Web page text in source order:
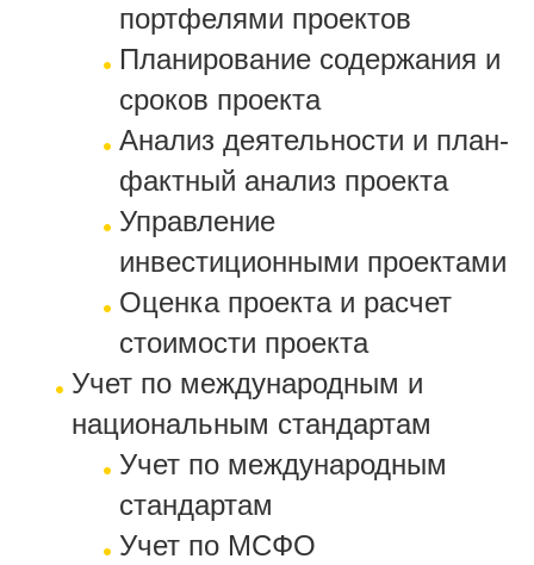
портфелями проектов
Планирование содержания и
сроков проекта
Анализ деятельности и план-
фактный анализ проекта
Управление
инвестиционными проектами
Оценка проекта и расчет
стоимости проекта
Учет по международным и
национальным стандартам
Учет по международным
стандартам
Учет по МСФО